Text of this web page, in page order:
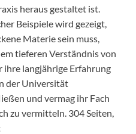
heraus gestaltet ist.
Beispiele wird gezeigt,
Materie sein muss,
tieferen Verständnis von
langjährige Erfahrung
der Universität
und vermag ihr Fach
zu vermitteln. 304 Seiten,